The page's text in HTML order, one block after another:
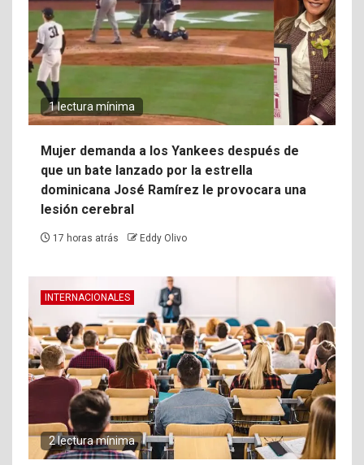
1 lectura mínima
Mujer demanda a los Yankees después de
que un bate lanzado por la estrella
dominicana José Ramírez le provocara una
lesión cerebral
17 horas atrás Eddy Olivo
INTERNACIONALES
2 lectura mínima